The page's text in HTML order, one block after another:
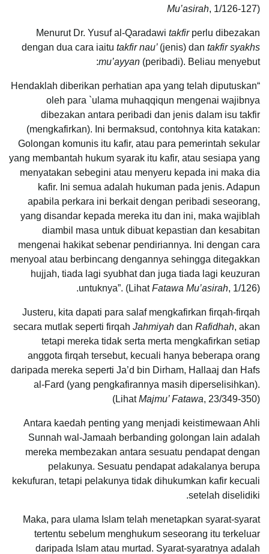
Mu’asirah, 1/126-127)
Menurut Dr. Yusuf al-Qaradawi takfirperlu dibezakan
dengan dua cara iaitu takfir nau’ (jenis) dan takfir syakhs
mu’ayyan (peribadi). Beliau menyebut:
“Hendaklah diberikan perhatian apa yang telah diputuskan
oleh para `ulama muhaqqiqun mengenai wajibnya
dibezakan antara peribadi dan jenis dalam isu takfir
(mengkafirkan). Ini bermaksud, contohnya kita katakan:
Golongan komunis itu kafir, atau para pemerintah sekular
yang membantah hukum syarak itu kafir, atau sesiapa yang
menyatakan sebegini atau menyeru kepada ini maka dia
kafir. Ini semua adalah hukuman pada jenis. Adapun
apabila perkara ini berkait dengan peribadi seseorang,
yang disandar kepada mereka itu dan ini, maka wajiblah
diambil masa untuk dibuat kepastian dan kesabitan
mengenai hakikat sebenar pendiriannya. Ini dengan cara
menyoal atau berbincang dengannya sehingga ditegakkan
hujjah, tiada lagi syubhat dan juga tiada lagi keuzuran
untuknya”. (LihatFatawa Mu’asirah, 1/126).
Justeru, kita dapati para salaf mengkafirkan firqah-firqah
secara mutlak seperti firqah Jahmiyah dan Rafidhah, akan
tetapi mereka tidak serta merta mengkafirkan setiap
anggota firqah tersebut, kecuali hanya beberapa orang
daripada mereka seperti Ja’d bin Dirham, Hallaaj dan Hafs
al-Fard (yang pengkafirannya masih diperselisihkan).
(LihatMajmu’ Fatawa, 23/349-350)
Antara kaedah penting yang menjadi keistimewaan Ahli
Sunnah wal-Jamaah berbanding golongan lain adalah
mereka membezakan antara sesuatu pendapat dengan
pelakunya. Sesuatu pendapat adakalanya berupa
kekufuran, tetapi pelakunya tidak dihukumkan kafir kecuali
setelah diselidiki.
Maka, para ulama Islam telah menetapkan syarat-syarat
tertentu sebelum menghukum seseorang itu terkeluar
daripada Islam atau murtad. Syarat-syaratnya adalah